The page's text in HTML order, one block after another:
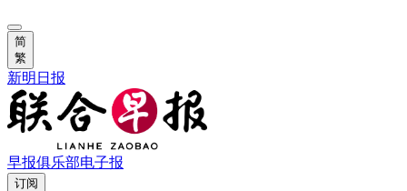
简
繁
新明日报
早报俱乐部电子报
订阅